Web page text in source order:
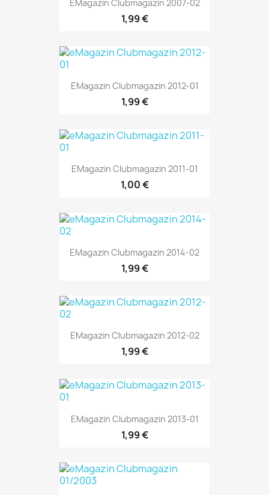
EMagazin Clubmagazin 2007-02
1,99 €
EMagazin Clubmagazin 2012-01
1,99 €
EMagazin Clubmagazin 2011-01
1,00 €
EMagazin Clubmagazin 2014-02
1,99 €
EMagazin Clubmagazin 2012-02
1,99 €
EMagazin Clubmagazin 2013-01
1,99 €